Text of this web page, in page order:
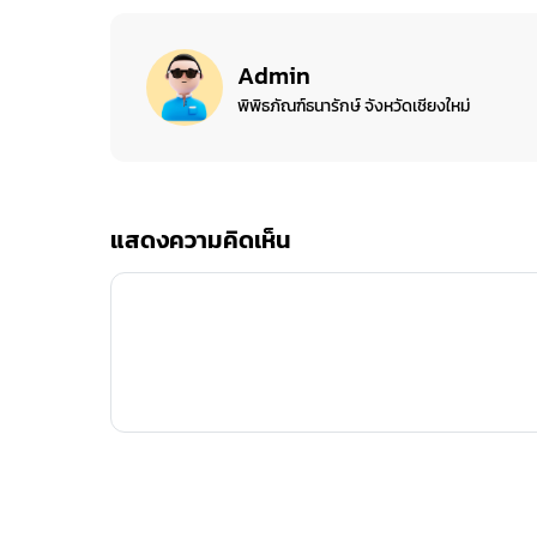
Admin
พิพิธภัณฑ์ธนารักษ์ จังหวัดเชียงใหม่
แสดงความคิดเห็น